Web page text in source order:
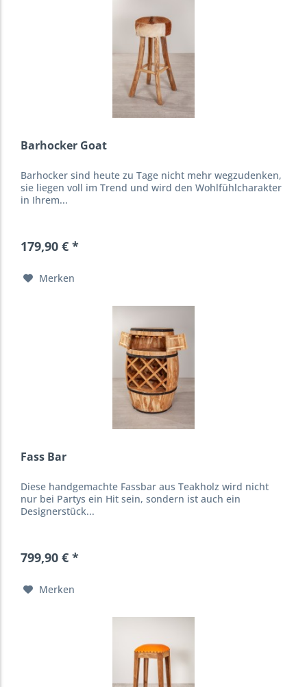
Barhocker Goat
Barhocker sind heute zu Tage nicht mehr wegzudenken,
sie liegen voll im Trend und wird den Wohlfühlcharakter
in Ihrem...
179,90 € *
Merken
Fass Bar
Diese handgemachte Fassbar aus Teakholz wird nicht
nur bei Partys ein Hit sein, sondern ist auch ein
Designerstück...
799,90 € *
Merken